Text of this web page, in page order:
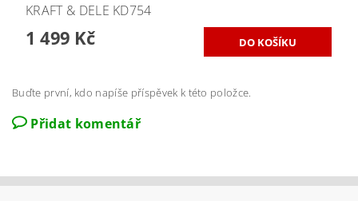
KRAFT & DELE KD754
1 499 Kč
Buďte první, kdo napíše příspěvek k této položce.
Přidat komentář